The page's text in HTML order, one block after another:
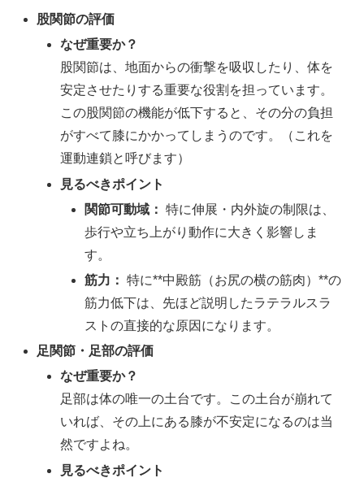
股関節の評価
なぜ重要か？
股関節は、地面からの衝撃を吸収したり、体を
安定させたりする重要な役割を担っています。
この股関節の機能が低下すると、その分の負担
がすべて膝にかかってしまうのです。（これを
運動連鎖と呼びます）
見るべきポイント
関節可動域： 特に伸展・内外旋の制限は、
歩行や立ち上がり動作に大きく影響しま
す。
筋力： 特に**中殿筋（お尻の横の筋肉）**の
筋力低下は、先ほど説明したラテラルスラ
ストの直接的な原因になります。
足関節・足部の評価
なぜ重要か？
足部は体の唯一の土台です。この土台が崩れて
いれば、その上にある膝が不安定になるのは当
然ですよね。
見るべきポイント